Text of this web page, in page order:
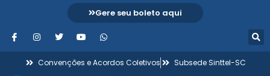
Gere seu boleto aqui
Convenções e Acordos Coletivos Subsede Sinttel-SC